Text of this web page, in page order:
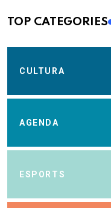
TOP CATEGORIES
CULTURA
AGENDA
ESPORTS